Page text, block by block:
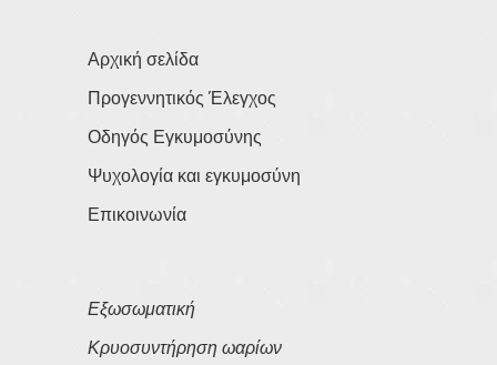
Αρχική σελίδα
Προγεννητικός Έλεγχος
Οδηγός Εγκυμοσύνης
Ψυχολογία και εγκυμοσύνη
Επικοινωνία
Εξωσωματική
Κρυοσυντήρηση ωαρίων